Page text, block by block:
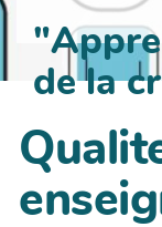
de la